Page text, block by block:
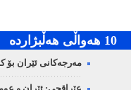
10 هه‌واڵی هه‌ڵبژارده‌
مەرجەکانی ئێران بۆ